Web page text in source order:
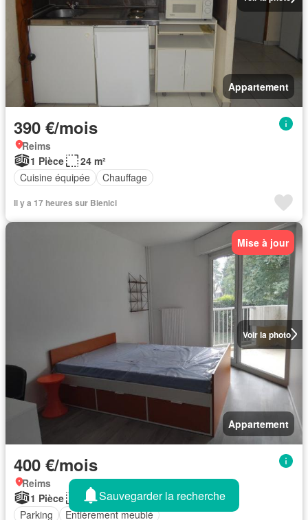
Appartement
390 €/mois
Reims
1 Pièce
24 m²
Cuisine équipée
Chauffage
Il y a 17 heures sur Bienici
Voir la photo
Mise à jour
Appartement
400 €/mois
Reims
1 Pièce
16 m²
Parking
Entièrement meublé
Sauvegarder la recherche